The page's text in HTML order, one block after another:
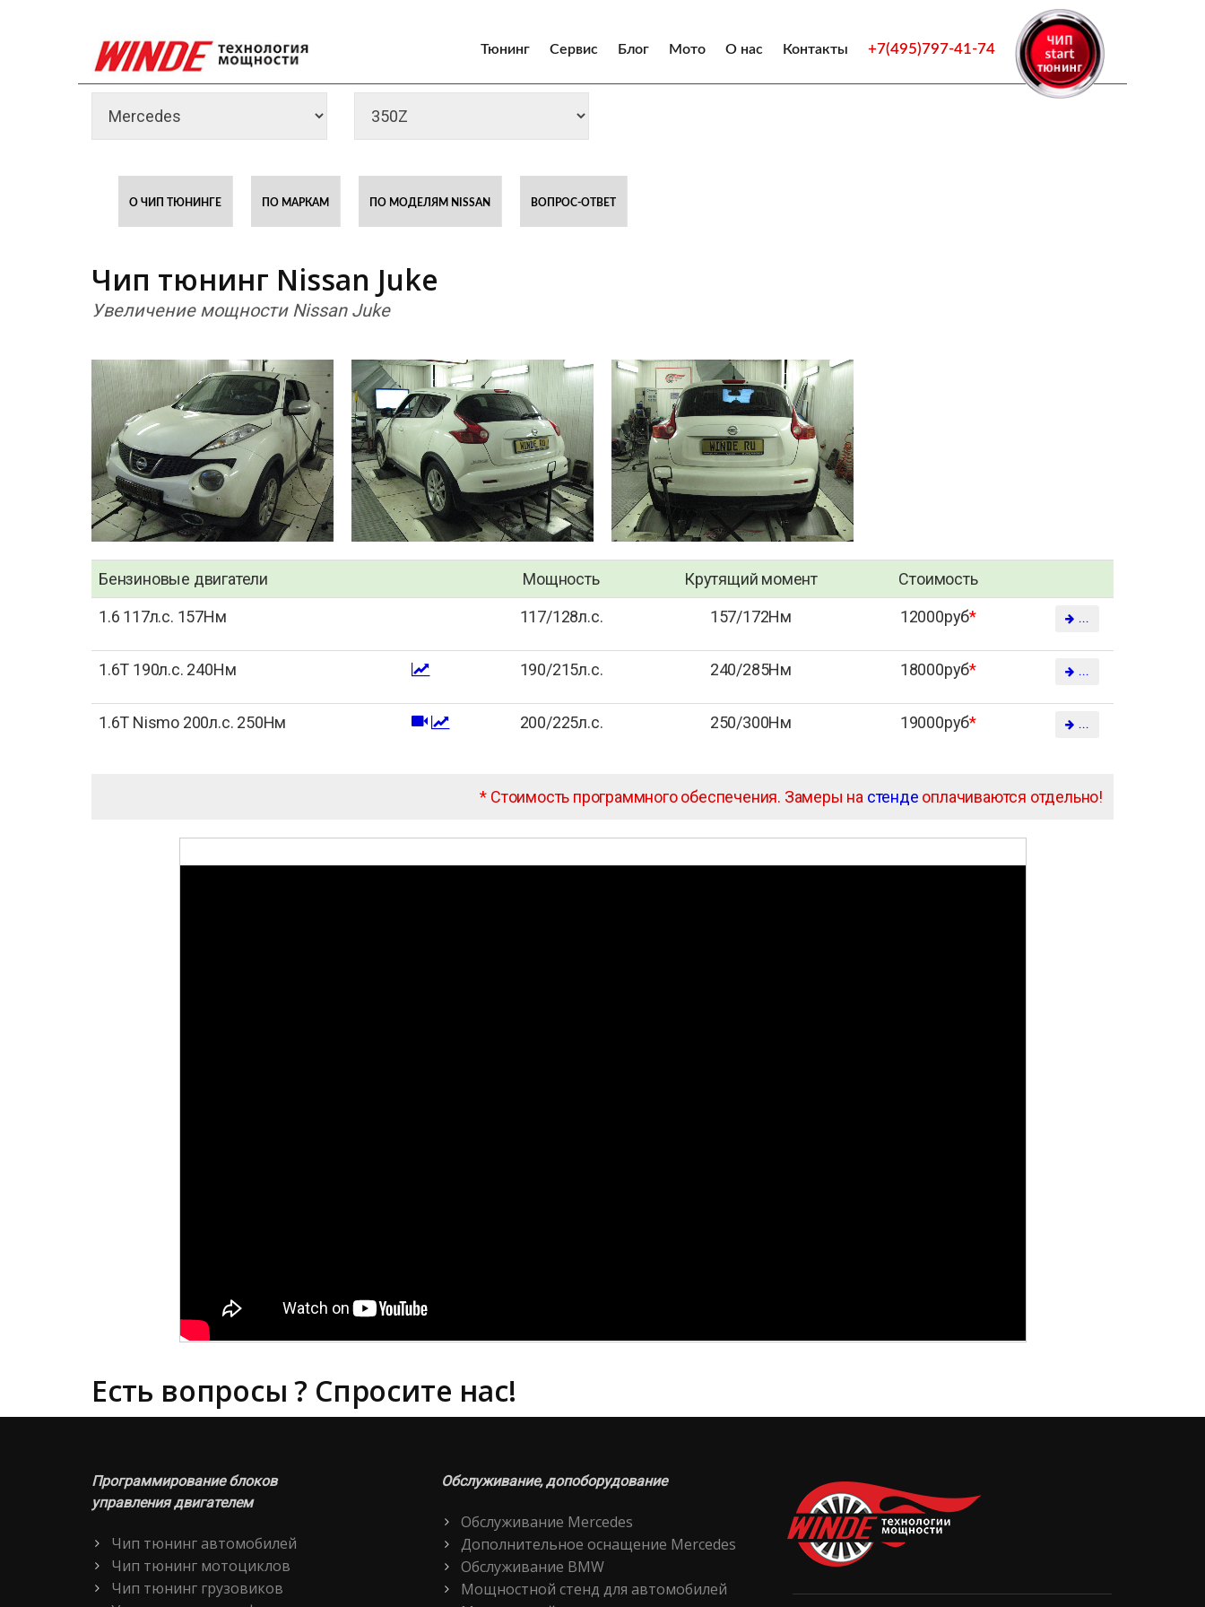
Тюнинг Сервис Блог Мото О нас Контакты +7(495)797-41-74
О ЧИП ТЮНИНГЕ ПО МАРКАМ ПО МОДЕЛЯМ NISSAN ВОПРОС-ОТВЕТ
Чип тюнинг Nissan Juke
Увеличение мощности Nissan Juke
Бензиновые двигатели Мощность Крутящий момент
Стоимость
1.6 117л.с. 157Нм
117/128л.с. 157/172Нм 12000руб* ...
1.6Т 190л.с. 240Нм 190/215л.с. 240/285Нм 18000руб* ...
1.6Т Nismo 200л.с. 250Нм 200/225л.с. 250/300Нм 19000руб* ...
* Стоимость программного обеспечения. Замеры на стенде оплачиваются отдельно!
Есть вопросы ? Спросите нас!
Программирование блоков
управления двигателем
Чип тюнинг автомобилей
Чип тюнинг мотоциклов
Чип тюнинг грузовиков
Обслуживание, допоборудование
Обслуживание Mercedes
Дополнительное оснащение Mercedes
Обслуживание BMW
Мощностной стенд для автомобилей